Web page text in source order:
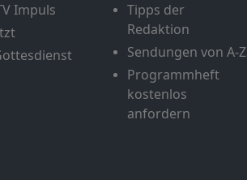
Impuls
Tipps der
Redaktion
Sendungen von A-Z
Programmheft
kostenlos
anfordern